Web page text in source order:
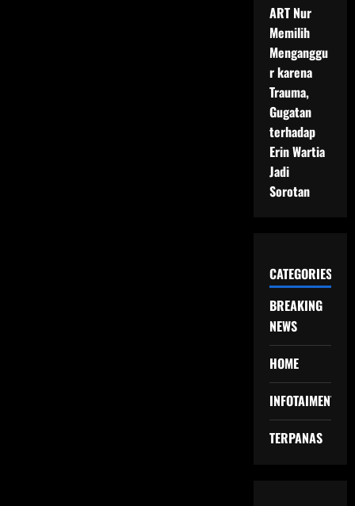
ART Nur
Memilih
Menganggu
r karena
Trauma,
Gugatan
terhadap
Erin Wartia
Jadi
Sorotan
CATEGORIES
BREAKING
NEWS
HOME
INFOTAIMENT
TERPANAS